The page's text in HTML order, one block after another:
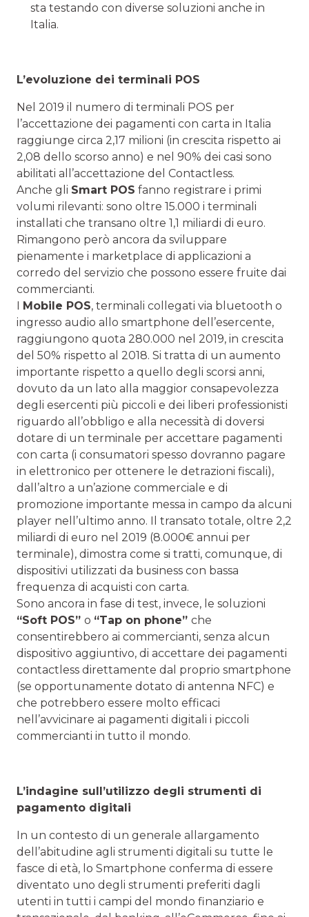
sta testando con diverse soluzioni anche in
Italia.
L’evoluzione dei terminali POS
Nel 2019 il numero di terminali POS per
l’accettazione dei pagamenti con carta in Italia
raggiunge circa 2,17 milioni (in crescita rispetto ai
2,08 dello scorso anno) e nel 90% dei casi sono
abilitati all’accettazione del Contactless.
Anche gli Smart POS fanno registrare i primi
volumi rilevanti: sono oltre 15.000 i terminali
installati che transano oltre 1,1 miliardi di euro.
Rimangono però ancora da sviluppare
pienamente i marketplace di applicazioni a
corredo del servizio che possono essere fruite dai
commercianti.
I Mobile POS, terminali collegati via bluetooth o
ingresso audio allo smartphone dell’esercente,
raggiungono quota 280.000 nel 2019, in crescita
del 50% rispetto al 2018. Si tratta di un aumento
importante rispetto a quello degli scorsi anni,
dovuto da un lato alla maggior consapevolezza
degli esercenti più piccoli e dei liberi professionisti
riguardo all’obbligo e alla necessità di doversi
dotare di un terminale per accettare pagamenti
con carta (i consumatori spesso dovranno pagare
in elettronico per ottenere le detrazioni fiscali),
dall’altro a un’azione commerciale e di
promozione importante messa in campo da alcuni
player nell’ultimo anno. Il transato totale, oltre 2,2
miliardi di euro nel 2019 (8.000€ annui per
terminale), dimostra come si tratti, comunque, di
dispositivi utilizzati da business con bassa
frequenza di acquisti con carta.
Sono ancora in fase di test, invece, le soluzioni
“Soft POS” o “Tap on phone” che
consentirebbero ai commercianti, senza alcun
dispositivo aggiuntivo, di accettare dei pagamenti
contactless direttamente dal proprio smartphone
(se opportunamente dotato di antenna NFC) e
che potrebbero essere molto efficaci
nell’avvicinare ai pagamenti digitali i piccoli
commercianti in tutto il mondo.
L’indagine sull’utilizzo degli strumenti di
pagamento digitali
In un contesto di un generale allargamento
dell’abitudine agli strumenti digitali su tutte le
fasce di età, lo Smartphone conferma di essere
diventato uno degli strumenti preferiti dagli
utenti in tutti i campi del mondo finanziario e